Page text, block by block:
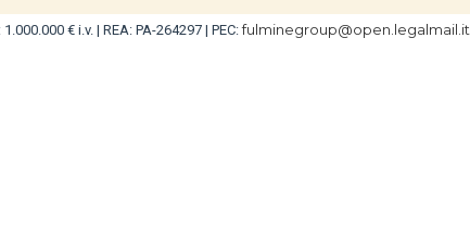
€ i.v. | REA: PA-264297 | PEC:fulminegroup@open.legalmail.it